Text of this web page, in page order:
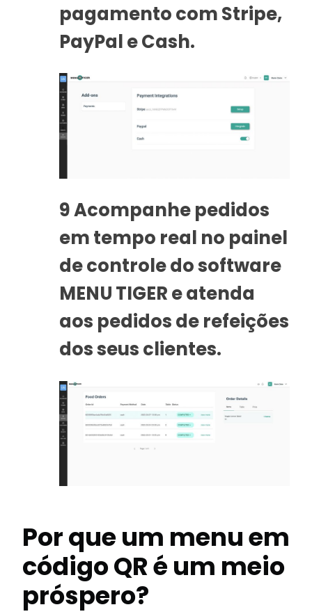
pagamento com Stripe,
PayPal e Cash.
9Acompanhe pedidos
em tempo real no painel
de controle do software
MENU TIGER e atenda
aos pedidos de refeições
dos seus clientes.
Por que um menu em
código QR é um meio
próspero?